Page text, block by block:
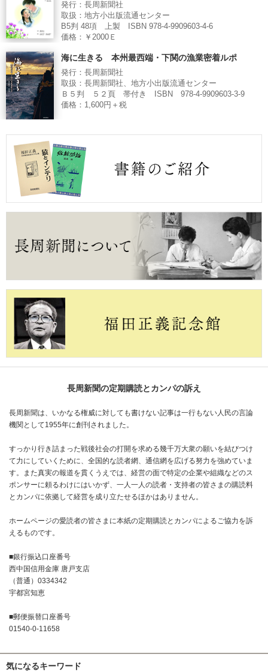
発行：長周新聞社
取扱：地方小出版流通センター
B5判 48項 上製 ISBN 978-4-9909603-4-6
価格：￥2000Ｅ
海に生きる 本州最西端・下関の漁業密着ルポ
発行：長周新聞社
取扱：長周新聞社、地方小出版流通センター
Ｂ５判 ５２頁 帯付き ISBN 978-4-9909603-3-9
価格：1,600円＋税
長周新聞の定期購読とカンパの訴え
長周新聞は、いかなる権威に対しても書けない記事は一行もない人民の言論
機関として1955年に創刊されました。
すっかり行き詰まった戦後社会の打開を求める幾千万大衆の願いを結びつけ
て力にしていくために、全国的な読者網、通信網を広げる努力を強めていま
す。また真実の報道を貫くうえでは、経営の面で特定の企業や組織などのス
ポンサーに頼るわけにはいかず、一人一人の読者・支持者の皆さまの購読料
とカンパに依拠して経営を成り立たせるほかはありません。
ホームページの愛読者の皆さまに本紙の定期購読とカンパによるご協力を訴
えるものです。
■銀行振込口座番号
西中国信用金庫 唐戸支店
（普通）0334342
宇都宮知恵
■郵便振替口座番号
01540-0-11658
気になるキーワード